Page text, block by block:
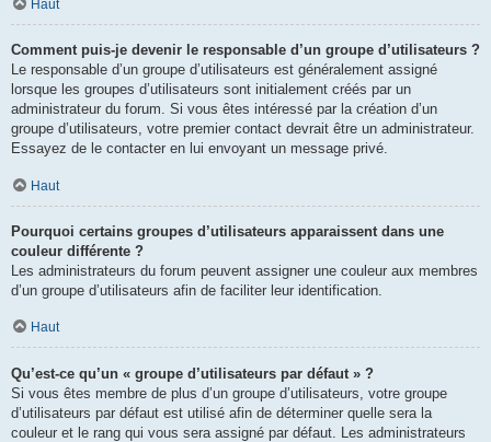
Haut
Comment puis-je devenir le responsable d’un groupe d’utilisateurs ?
Le responsable d’un groupe d’utilisateurs est généralement assigné
lorsque les groupes d’utilisateurs sont initialement créés par un
administrateur du forum. Si vous êtes intéressé par la création d’un
groupe d’utilisateurs, votre premier contact devrait être un administrateur.
Essayez de le contacter en lui envoyant un message privé.
Haut
Pourquoi certains groupes d’utilisateurs apparaissent dans une
couleur différente ?
Les administrateurs du forum peuvent assigner une couleur aux membres
d’un groupe d’utilisateurs afin de faciliter leur identification.
Haut
Qu’est-ce qu’un « groupe d’utilisateurs par défaut » ?
Si vous êtes membre de plus d’un groupe d’utilisateurs, votre groupe
d’utilisateurs par défaut est utilisé afin de déterminer quelle sera la
couleur et le rang qui vous sera assigné par défaut. Les administrateurs